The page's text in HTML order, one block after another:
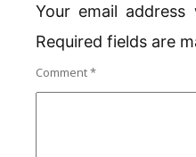
Your email
Required fields are
Comment*